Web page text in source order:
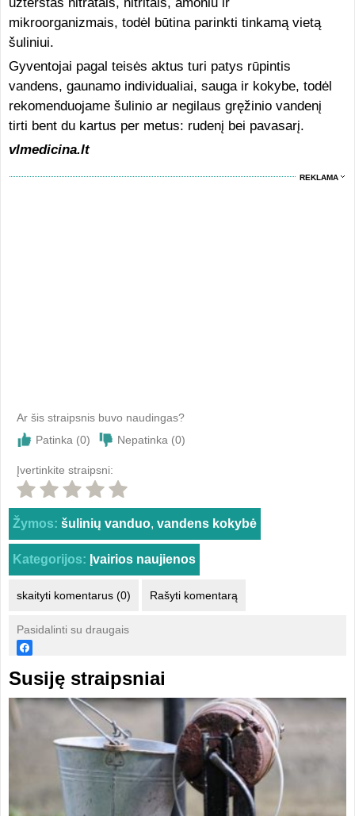
mikroorganizmais, todėl būtina parinkti tinkamą vietą
šuliniui.
Gyventojai pagal teisės aktus turi patys rūpintis
vandens, gaunamo individualiai, sauga ir kokybe, todėl
rekomenduojame šulinio ar negilaus gręžinio vandenį
tirti bent du kartus per metus: rudenį bei pavasarį.
vlmedicina.lt
REKLAMA
Ar šis straipsnis buvo naudingas?
Patinka (0) Nepatinka (0)
Įvertinkite straipsni:
Žymos: šulinių vanduo, vandens kokybė
Kategorijos: Įvairios naujienos
skaityti komentarus (0) Rašyti komentarą
Pasidalinti su draugais
Susiję straipsniai